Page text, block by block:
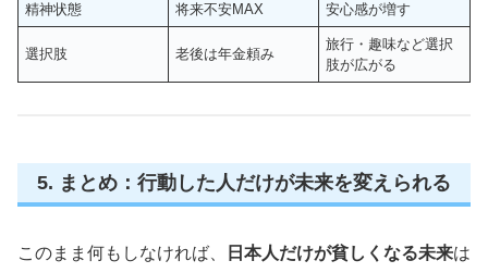
精神状態 将来不安MAX 安心感が増す
選択肢 老後は年金頼み
旅行・趣味など選択
肢が広がる
5. まとめ：行動した人だけが未来を変えられる
このまま何もしなければ、 日本人だけが貧しくなる未来は